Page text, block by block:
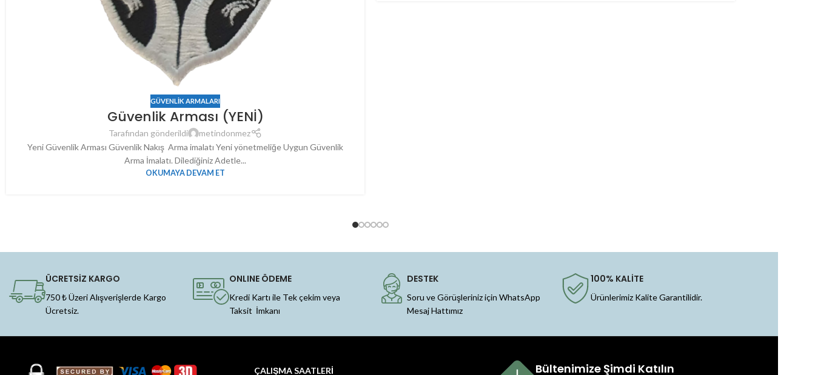
GÜVENLIK ARMALARI
Güvenlik Arması (YENİ)
Tarafından gönderildi
metindonmez
Yeni Güvenlik Arması Güvenlik Nakış Arma imalatı Yeni yönetmeliğe Uygun Güvenlik
Arma İmalatı. Dilediğiniz Adetle...
OKUMAYA DEVAM ET
ÜCRETSİZ KARGO
750 ₺ Üzeri Alışverişlerde Kargo
Ücretsiz.
ONLINE ÖDEME
Kredi Kartı ile Tek çekim veya
Taksit İmkanı
DESTEK
Soru ve Görüşleriniz için WhatsApp
Mesaj Hattımız
100% KALİTE
Ürünlerimiz Kalite Garantilidir.
ÇALIŞMA SAATLERİ Bültenimize Şimdi Katılın